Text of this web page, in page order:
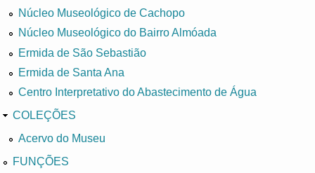
Núcleo Museológico de Cachopo
Núcleo Museológico do Bairro Almóada
Ermida de São Sebastião
Ermida de Santa Ana
Centro Interpretativo do Abastecimento de Água
COLEÇÕES
Acervo do Museu
FUNÇÕES